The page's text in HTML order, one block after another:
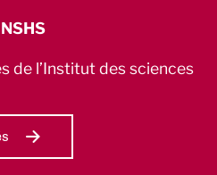
de l’Institut des sciences